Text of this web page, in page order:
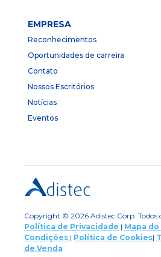
EMPRESA
Reconhecimentos
Oportunidades de carreira
Contato
Nossos Escritórios
Notícias
Eventos
Copyright © 2026 Adistec Corp. Todos
Política de Privacidade | Mapa
Condições | Política de Cookies|
de Venda